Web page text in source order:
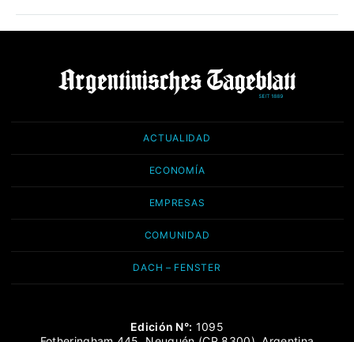
ACTUALIDAD
ECONOMÍA
EMPRESAS
COMUNIDAD
DACH – FENSTER
Edición N°: 1095